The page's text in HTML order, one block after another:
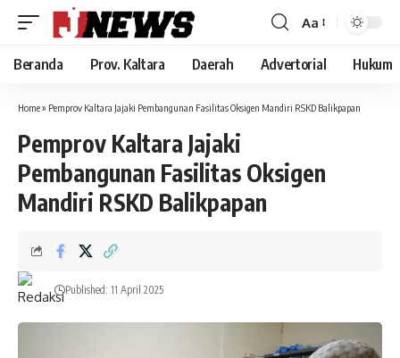
Font
Resizer
Aa
Beranda Prov. Kaltara Daerah Advertorial Hukum
Home» Pemprov Kaltara Jajaki Pembangunan Fasilitas Oksigen Mandiri RSKD Balikpapan
Pemprov Kaltara Jajaki
Pembangunan Fasilitas Oksigen
Mandiri RSKD Balikpapan
Published: 11 April 2025